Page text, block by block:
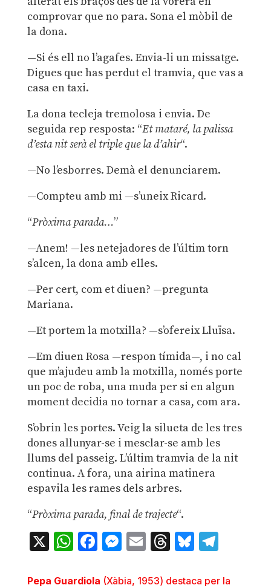
comprovar que no para. Sona el mòbil de
la dona.
—Si és ell no l’agafes. Envia-li un missatge.
Digues que has perdut el tramvia, que vas a
casa en taxi.
La dona tecleja tremolosa i envia. De
seguida rep resposta: “Et mataré, la palissa
d’esta nit serà el triple que la d’ahir“.
—No l’esborres. Demà el denunciarem.
—Compteu amb mi —s’uneix Ricard.
“Pròxima parada…”
—Anem! —les netejadores de l’últim torn
s’alcen, la dona amb elles.
—Per cert, com et diuen? —pregunta
Mariana.
—Et portem la motxilla? —s’ofereix Lluïsa.
—Em diuen Rosa —respon tímida—, i no cal
que m’ajudeu amb la motxilla, només porte
un poc de roba, una muda per si en algun
moment decidia no tornar a casa, com ara.
S’obrin les portes. Veig la silueta de les tres
dones allunyar-se i mesclar-se amb les
llums del passeig. L’últim tramvia de la nit
continua. A fora, una airina matinera
espavila les rames dels arbres.
“Pròxima parada, final de trajecte“.
X WhatsApp
Facebook
Messenger
EmailThreads
Bluesky
Pepa Guardiola (Xàbia, 1953) destaca per la